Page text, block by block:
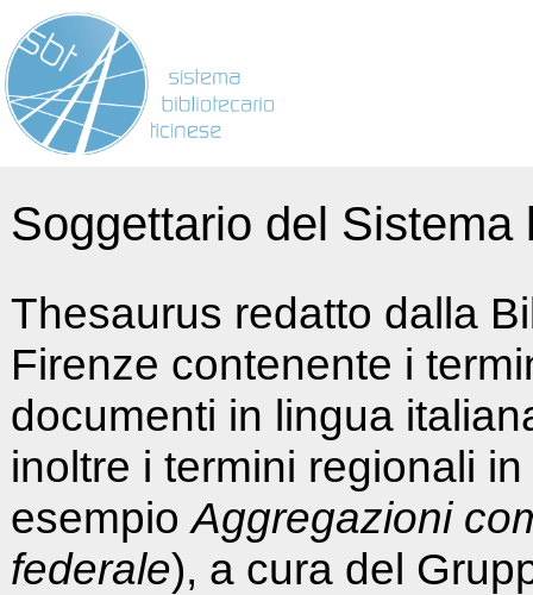
Soggettario del
Thesaurus redatto dalla
Firenze contenente i
documenti in lingua
inoltre i termini regionali
esempioAggregazioni
federale), a cura del